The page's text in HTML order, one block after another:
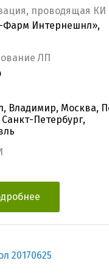
проводящая КИ
Интернешнл»,
ЛП
Владимир, Москва,
Санкт-Петербург,
20170625